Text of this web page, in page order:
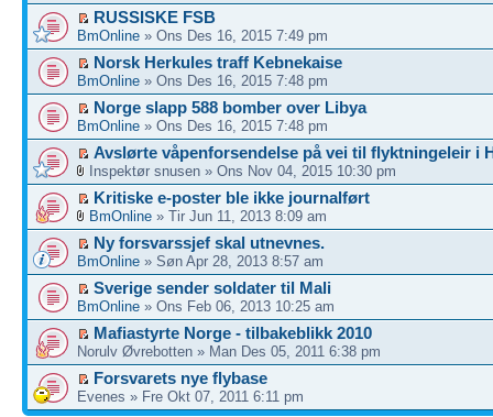
RUSSISKE FSB
BmOnline » Ons Des 16, 2015 7:49 pm
Norsk Herkules traff Kebnekaise
BmOnline » Ons Des 16, 2015 7:48 pm
Norge slapp 588 bomber over Libya
BmOnline » Ons Des 16, 2015 7:48 pm
Avslørte våpenforsendelse på vei til flyktningeleir i
Inspektør snusen » Ons Nov 04, 2015 10:30 pm
Kritiske e-poster ble ikke journalført
BmOnline » Tir Jun 11, 2013 8:09 am
Ny forsvarssjef skal utnevnes.
BmOnline » Søn Apr 28, 2013 8:57 am
Sverige sender soldater til Mali
BmOnline » Ons Feb 06, 2013 10:25 am
Mafiastyrte Norge - tilbakeblikk 2010
Norulv Øvrebotten » Man Des 05, 2011 6:38 pm
Forsvarets nye flybase
Evenes » Fre Okt 07, 2011 6:11 pm